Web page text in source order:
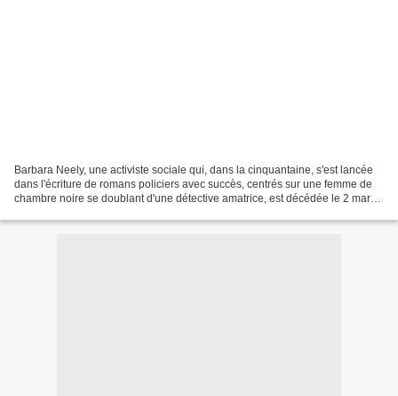
Barbara Neely, une activiste sociale qui, dans la cinquantaine, s'est lancée
dans l'écriture de romans policiers avec succès, centrés sur une femme de
chambre noire se doublant d'une détective amatrice, est décédée le 2 mars